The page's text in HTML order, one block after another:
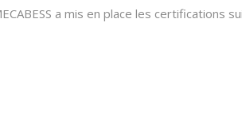
a mis en place les certifications